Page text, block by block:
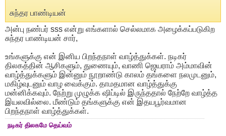
சுந்தர பாண்டியன்
அன்பு நண்பர் sss என்று எங்களால் செல்லமாக அழைக்கப்படுகிற
சுந்தர பாண்டியன் சார்,
உங்களுக்கு என் இனிய பிறந்தநாள் வாழ்த்துக்கள். நடிகர்
திலகத்தின் ஆசிகளும், துணையும், வாணி ஜெயராம் அம்மாவின்
வாழ்த்துக்களும் இன்னும் நூறாண்டு காலம் தங்களை நலமுடனும்,
மகிழ்வுடனும் வாழ வைக்கும். தாமதமான வாழ்த்துக்கு
மன்னிக்கவும். நேற்று முழுக்க ஷிப்டில் இருந்ததால் நேற்றே வாழ்த்த
இயலவில்லை. மீண்டும் தங்களுக்கு என் இதயபூர்வமான
பிறந்தநாள் வாழ்த்துக்கள்.
நடிகர் திலகமே தெய்வம்